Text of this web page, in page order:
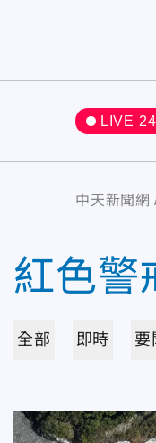
LIVE
中天新聞網
紅色警
全部 即時 要